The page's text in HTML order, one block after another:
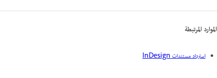
الموارد المرتبطة
استرداد مستندات InDesign